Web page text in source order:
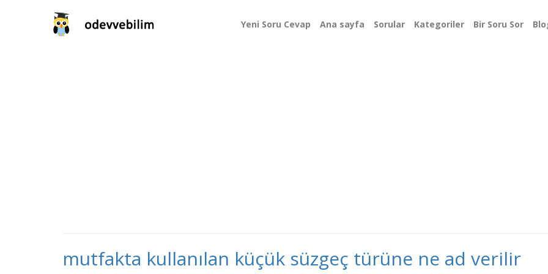
Yeni Soru Cevap Ana sayfa Sorular Kategoriler Bir Soru Sor
mutfakta kullanılan küçük süzgeç türüne ne ad verilir